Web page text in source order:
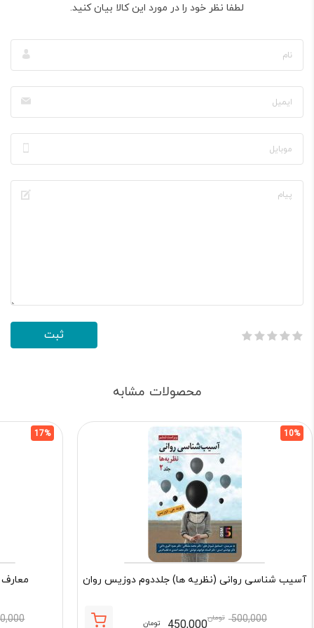
لطفا نظر خود را در مورد این کالا بیان کنید.
محصولات مشابه
10%
آسیب شناسی روانی (نظریه ها) جلددوم دوزیس روان
500,000 تومان450,000 تومان
17%